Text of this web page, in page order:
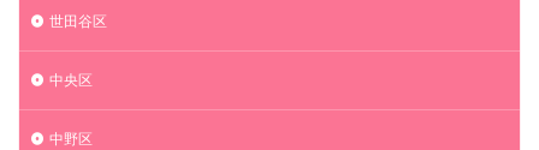
世田谷区
中央区
中野区